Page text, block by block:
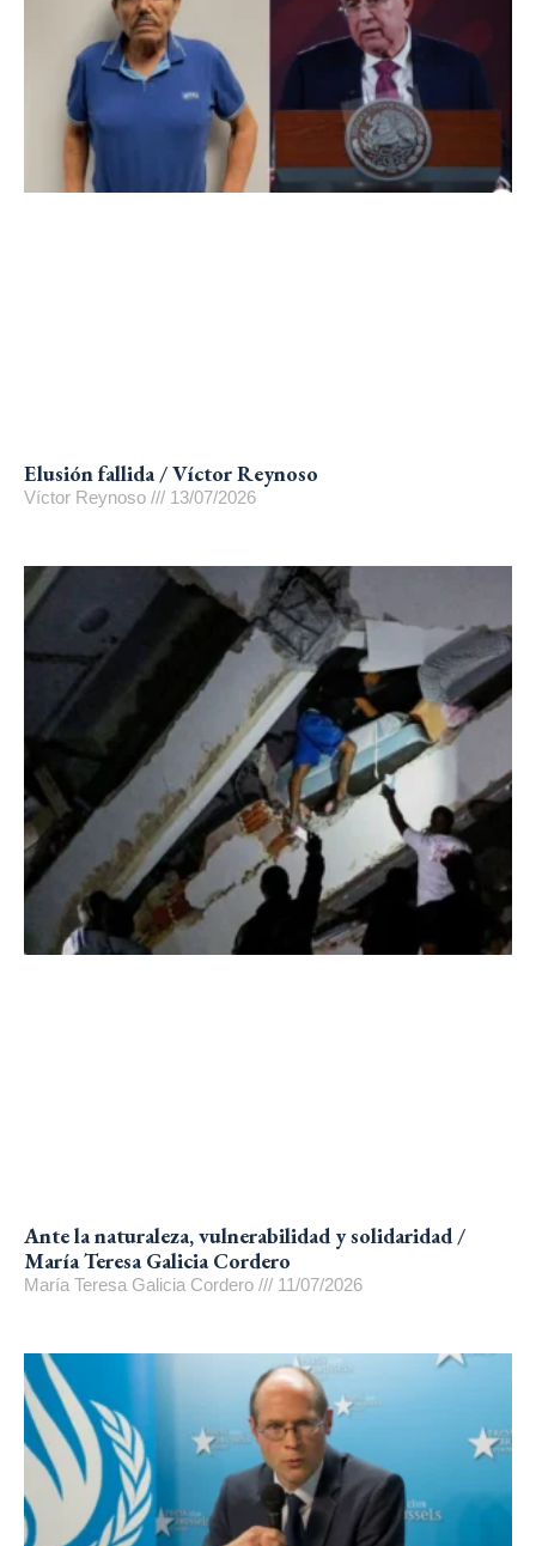
Elusión fallida / Víctor Reynoso
Víctor Reynoso 13/07/2026
Ante la naturaleza, vulnerabilidad y solidaridad /
María Teresa Galicia Cordero
María Teresa Galicia Cordero 11/07/2026